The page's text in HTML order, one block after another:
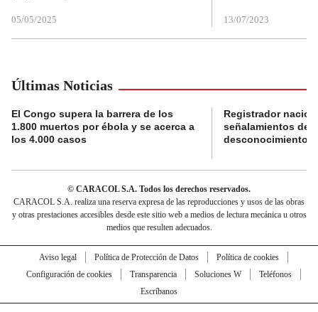
05/05/2025 13/07/2023
Últimas Noticias
El Congo supera la barrera de los
1.800 muertos por ébola y se acerca a
los 4.000 casos
Registrador
señalamientos de
desconocimiento
© CARACOL S.A. Todos los derechos reservados.
CARACOL S.A. realiza una reserva expresa de las reproducciones y usos de las obras
y otras prestaciones accesibles desde este sitio web a medios de lectura mecánica u otros
medios que resulten adecuados.
Aviso legal Política de Protección de Datos
Política de cookies
Configuración de cookies
Transparencia Soluciones W
Teléfonos
Escríbanos